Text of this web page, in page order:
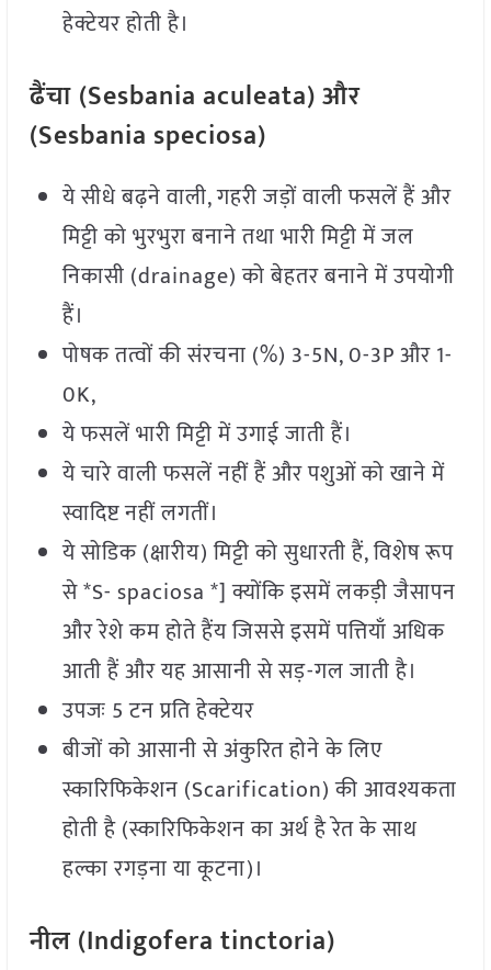
हेक्टेयर होती है।
ढैंचा (Sesbania aculeata) और
(Sesbania speciosa)
ये सीधे बढ़ने वाली, गहरी जड़ों वाली फसलें हैं और
मिट्टी को भुरभुरा बनाने तथा भारी मिट्टी में जल
निकासी (drainage) को बेहतर बनाने में उपयोगी
हैं।
पोषक तत्वों की संरचना (%) 3-5N, 0-3P और 1-
0K,
ये फसलें भारी मिट्टी में उगाई जाती हैं।
ये चारे वाली फसलें नहीं हैं और पशुओं को खाने में
स्वादिष्ट नहीं लगतीं।
ये सोडिक (क्षारीय) मिट्टी को सुधारती हैं, विशेष रूप
से *S- spaciosa *] क्योंकि इसमें लकड़ी जैसापन
और रेशे कम होते हैंय जिससे इसमें पत्तियाँ अधिक
आती हैं और यह आसानी से सड़-गल जाती है।
उपजः 5 टन प्रति हेक्टेयर
बीजों को आसानी से अंकुरित होने के लिए
स्कारिफिकेशन (Scarification) की आवश्यकता
होती है (स्कारिफिकेशन का अर्थ है रेत के साथ
हल्का रगड़ना या कूटना)।
नील (Indigofera tinctoria)